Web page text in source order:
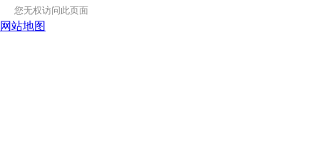
您无权访问此页面
网站地图